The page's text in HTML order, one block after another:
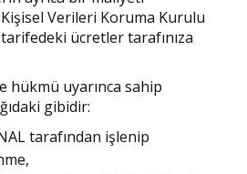
Verileri Koruma Kurulu
ücretler tarafınıza
hükmü uyarınca sahip
gibidir:
tarafından işlenip